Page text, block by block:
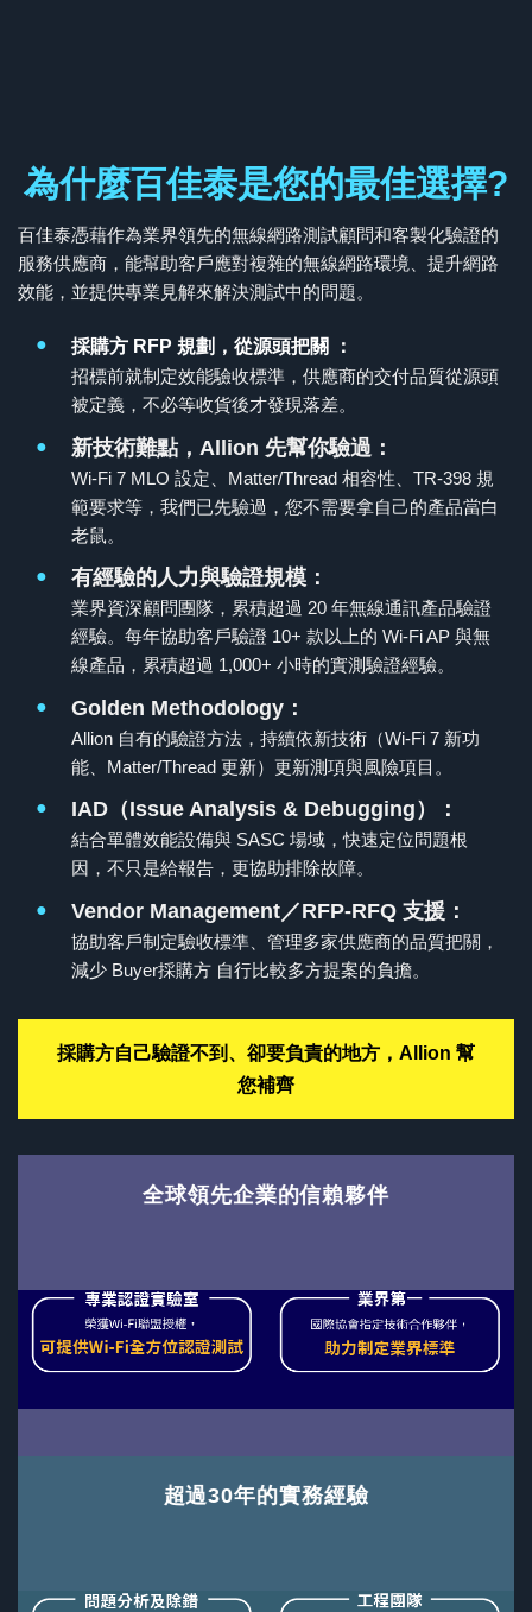
為什麼百佳泰是您的最佳選擇?
百佳泰憑藉作為業界領先的無線網路測試顧問和客製化驗證的
服務供應商，能幫助客戶應對複雜的無線網路環境、提升網路
效能，並提供專業見解來解決測試中的問題。
●
採購方 RFP 規劃，從源頭把關 ：
招標前就制定效能驗收標準，供應商的交付品質從源頭
被定義，不必等收貨後才發現落差。
● 新技術難點，Allion 先幫你驗過：
Wi-Fi 7 MLO 設定、Matter/Thread 相容性、TR-398 規
範要求等，我們已先驗過，您不需要拿自己的產品當白
老鼠。
● 有經驗的人力與驗證規模：
業界資深顧問團隊，累積超過 20 年無線通訊產品驗證
經驗。每年協助客戶驗證 10+ 款以上的 Wi-Fi AP 與無
線產品，累積超過 1,000+ 小時的實測驗證經驗。
● Golden Methodology：
Allion 自有的驗證方法，持續依新技術（Wi-Fi 7 新功
能、Matter/Thread 更新）更新測項與風險項目。
● IAD（Issue Analysis & Debugging）：
結合單體效能設備與 SASC 場域，快速定位問題根
因，不只是給報告，更協助排除故障。
● Vendor Management／RFP-RFQ 支援：
協助客戶制定驗收標準、管理多家供應商的品質把關，
減少 Buyer採購方 自行比較多方提案的負擔。
採購方自己驗證不到、卻要負責的地方，Allion 幫
您補齊
全球領先企業的信賴夥伴
超過30年的實務經驗